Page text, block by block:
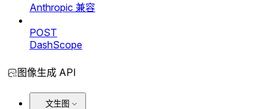
Anthropic 兼容
POST
DashScope
图像生成 API
文生图